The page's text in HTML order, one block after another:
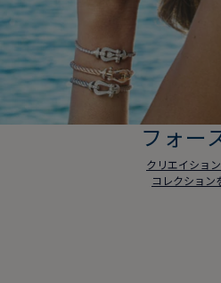
フォー
クリエイショ
コレクション